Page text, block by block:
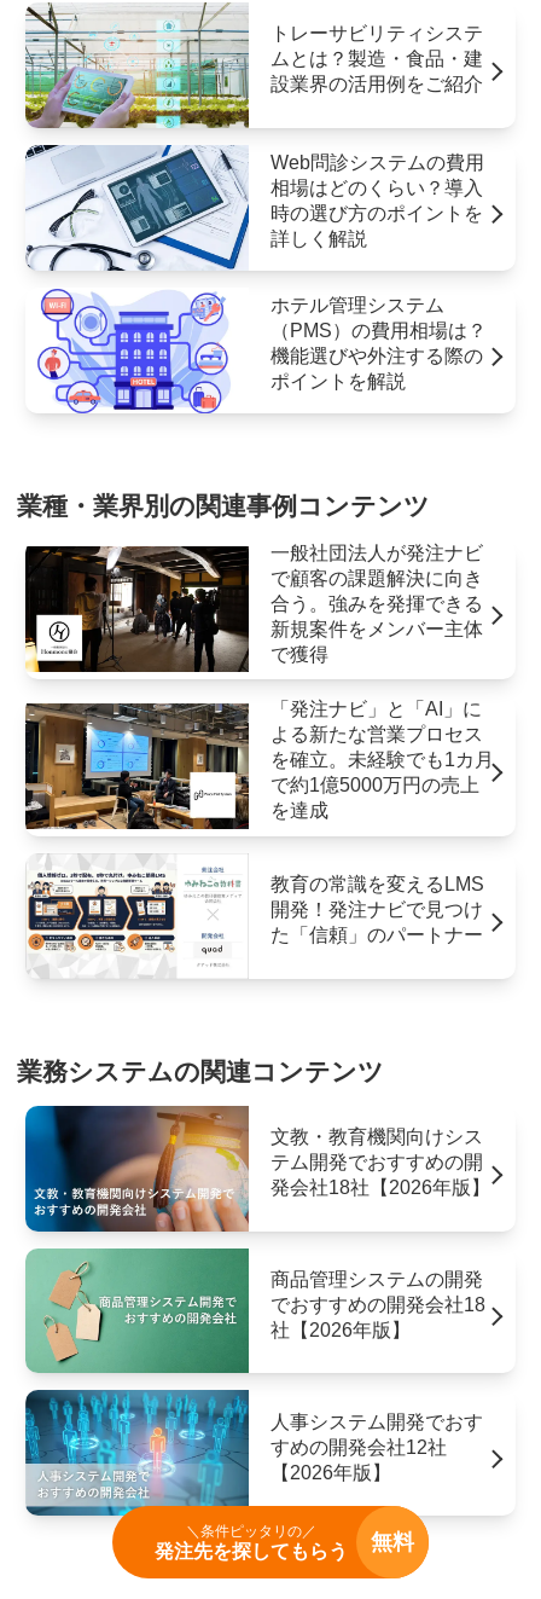
トレーサビリティシステ
ムとは？製造・食品・建
設業界の活用例をご紹介
Web問診システムの費用
相場はどのくらい？導入
時の選び方のポイントを
詳しく解説
ホテル管理システム
（PMS）の費用相場は？
機能選びや外注する際の
ポイントを解説
業種・業界別の関連事例コンテンツ
一般社団法人が発注ナビ
で顧客の課題解決に向き
合う。強みを発揮できる
新規案件をメンバー主体
で獲得
「発注ナビ」と「AI」に
よる新たな営業プロセス
を確立。未経験でも1カ月
で約1億5000万円の売上
を達成
教育の常識を変えるLMS
開発！発注ナビで見つけ
た「信頼」のパートナー
業務システムの関連コンテンツ
文教・教育機関向けシス
テム開発でおすすめの開
発会社18社【2026年版】
商品管理システムの開発
でおすすめの開発会社18
社【2026年版】
人事システム開発でおす
すめの開発会社12社
【2026年版】
＼条件ピッタリの／
発注先を探してもらう 無料